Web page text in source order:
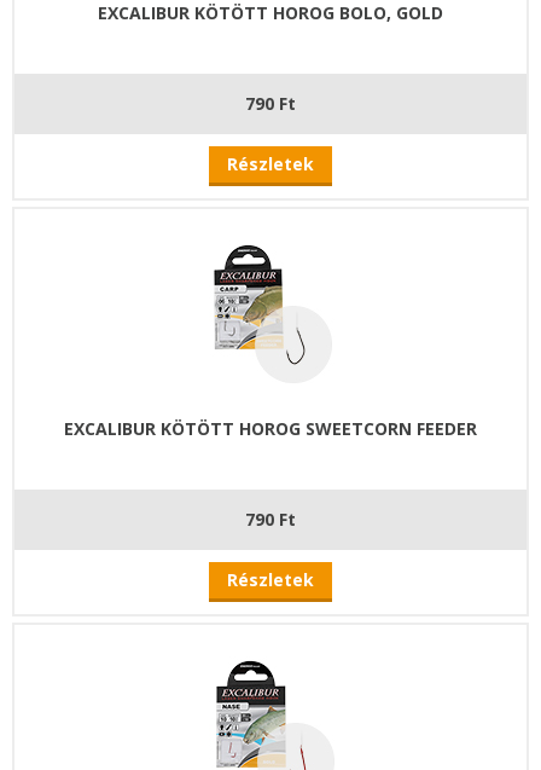
EXCALIBUR KÖTÖTT HOROG BOLO, GOLD
790 Ft
Részletek
EXCALIBUR KÖTÖTT HOROG SWEETCORN FEEDER
790 Ft
Részletek